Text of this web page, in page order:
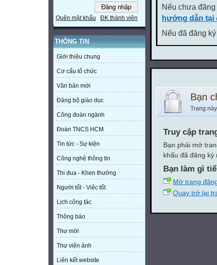
Quên mật khẩu ĐK thành viên
THÔNG TIN
Giới thiệu chung
Cơ cấu tổ chức
Văn bản mới
Đảng bộ giáo dục
Công đoàn ngành
Đoàn TNCS HCM
Tin tức - Sự kiện
Công nghệ thông tin
Thi đua - Khen thưởng
Người tốt - Việc tốt
Lịch công tác
Thông báo
Thư mời
Thư viện ảnh
Liên kết website
Nếu chưa
hướng dẫn tại
Nếu đã đăng
Bạn
Trang
Truy cập
Bạn phải mở
khẩu đã đăng
Bạn làm gì
Mở trang
Quay trở lại